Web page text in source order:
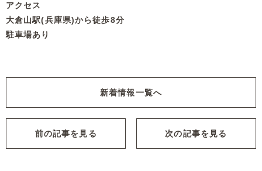
アクセス
大倉山駅(兵庫県)から徒歩8分
駐車場あり
前の記事を見る
新着情報一覧へ
次の記事を見る